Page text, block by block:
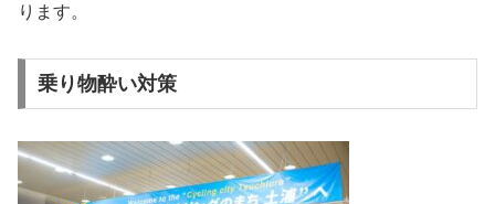
ります。
乗り物酔い対策